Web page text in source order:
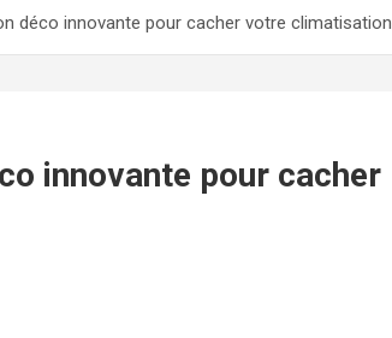
déco innovante pour cacher votre climatisation
innovante pour cacher